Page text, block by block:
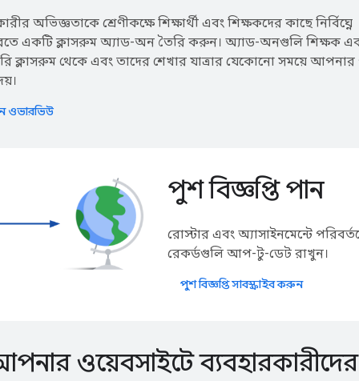
অভিজ্ঞতাকে শ্রেণীকক্ষে শিক্ষার্থী এবং শিক্ষকদের কাছে নির্বিঘ্নে
একটি ক্লাসরুম অ্যাড-অন তৈরি করুন। অ্যাড-অনগুলি শিক্ষক
ক্লাসরুম থেকে এবং তাদের শেখার যাত্রার যেকোনো সময়ে
ওভারভিউ
পুশ বিজ্ঞপ্তি পান
রোস্টার এবং অ্যাসাইনমেন্টে
রেকর্ডগুলি আপ-টু-ডেট রাখুন।
পুশ বিজ্ঞপ্তি সাবস্ক্রাইব করুন
ওয়েবসাইটে ব্যবহারকারীদের